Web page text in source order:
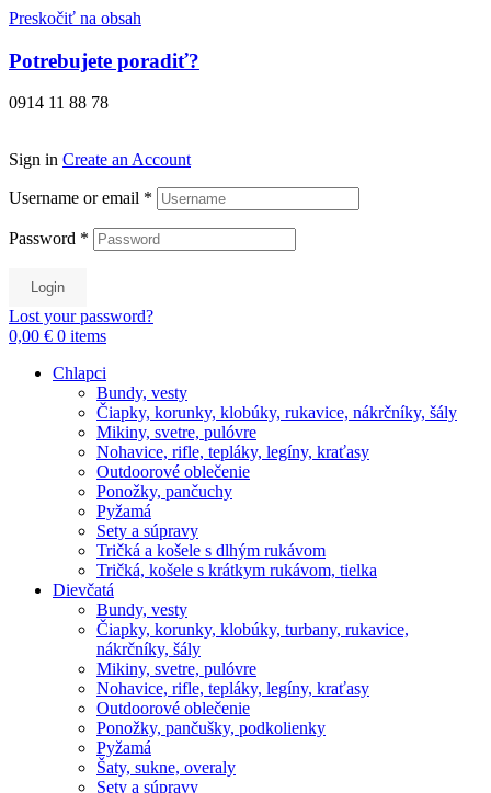
Preskočiť na obsah
Potrebujete poradiť?
0914 11 88 78
Sign in Create an Account
Username or email *
Password *
Login
Lost your password?
0,00 € 0 items
Chlapci
Bundy, vesty
Čiapky, korunky, klobúky, rukavice, nákrčníky, šály
Mikiny, svetre, pulóvre
Nohavice, rifle, tepláky, legíny, kraťasy
Outdoorové oblečenie
Ponožky, pančuchy
Pyžamá
Sety a súpravy
Tričká a košele s dlhým rukávom
Tričká, košele s krátkym rukávom, tielka
Dievčatá
Bundy, vesty
Čiapky, korunky, klobúky, turbany, rukavice,
nákrčníky, šály
Mikiny, svetre, pulóvre
Nohavice, rifle, tepláky, legíny, kraťasy
Outdoorové oblečenie
Ponožky, pančušky, podkolienky
Pyžamá
Šaty, sukne, overaly
Sety a súpravy